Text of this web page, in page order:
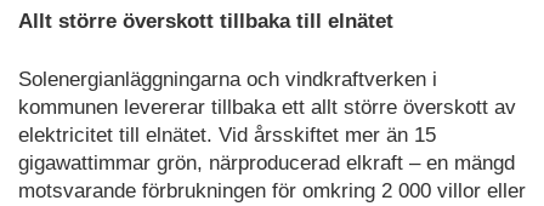
Allt större överskott tillbaka till elnätet
Solenergianläggningarna och vindkraftverken i
kommunen levererar tillbaka ett allt större överskott av
elektricitet till elnätet. Vid årsskiftet mer än 15
gigawattimmar grön, närproducerad elkraft – en mängd
motsvarande förbrukningen för omkring 2 000 villor eller